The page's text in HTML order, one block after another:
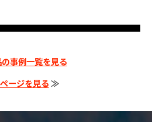
事例一覧を見る
ージを見る≫